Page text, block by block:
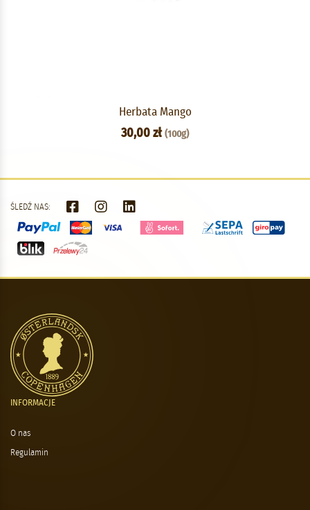
Herbata Mango
30,00 zł (100g)
ŚLEDŹ NAS:
INFORMACJE
O nas
Regulamin